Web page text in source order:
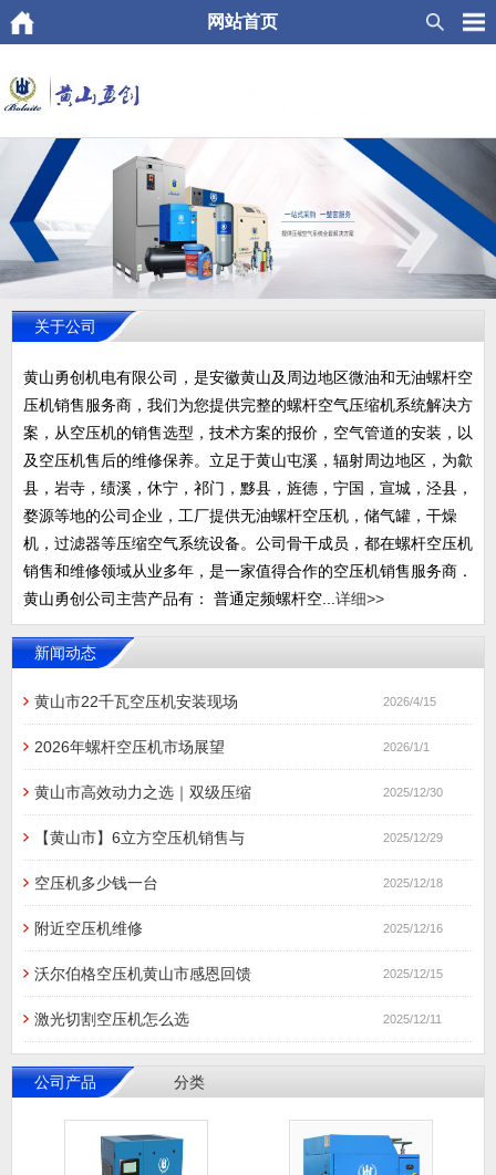
网站首页
关于公司
黄山勇创机电有限公司，是安徽黄山及周边地区微油和无油螺杆空
压机销售服务商，我们为您提供完整的螺杆空气压缩机系统解决方
案，从空压机的销售选型，技术方案的报价，空气管道的安装，以
及空压机售后的维修保养。立足于黄山屯溪，辐射周边地区，为歙
县，岩寺，绩溪，休宁，祁门，黟县，旌德，宁国，宣城，泾县，
婺源等地的公司企业，工厂提供无油螺杆空压机，储气罐，干燥
机，过滤器等压缩空气系统设备。公司骨干成员，都在螺杆空压机
销售和维修领域从业多年，是一家值得合作的空压机销售服务商．
黄山勇创公司主营产品有： 普通定频螺杆空...详细>>
新闻动态
黄山市22千瓦空压机安装现场 2026/4/15
2026年螺杆空压机市场展望 2026/1/1
黄山市高效动力之选｜双级压缩 2025/12/30
【黄山市】6立方空压机销售与 2025/12/29
空压机多少钱一台 2025/12/18
附近空压机维修 2025/12/16
沃尔伯格空压机黄山市感恩回馈 2025/12/15
激光切割空压机怎么选 2025/12/11
公司产品 分类